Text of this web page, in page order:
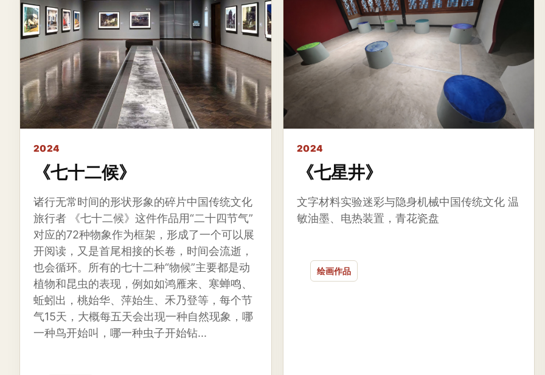
2024
《七十二候》
诸行无常时间的形状形象的碎片中国传统文化
旅行者 《七十二候》这件作品用“二十四节气”
对应的72种物象作为框架，形成了一个可以展
开阅读，又是首尾相接的长卷，时间会流逝，
也会循环。所有的七十二种“物候”主要都是动
植物和昆虫的表现，例如如鸿雁来、寒蝉鸣、
蚯蚓出，桃始华、萍始生、禾乃登等，每个节
气15天，大概每五天会出现一种自然现象，哪
一种鸟开始叫，哪一种虫子开始钻...
2024
《七星井》
文字材料实验迷彩与隐身机械中国传统文化 温
敏油墨、电热装置，青花瓷盘
绘画作品